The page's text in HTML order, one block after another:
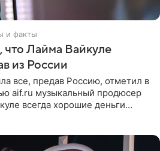
и факты
что Лайма Вайкуле
из России
все, предав Россию, отметил в
aif.ru музыкальный продюсер
всегда хорошие деньги